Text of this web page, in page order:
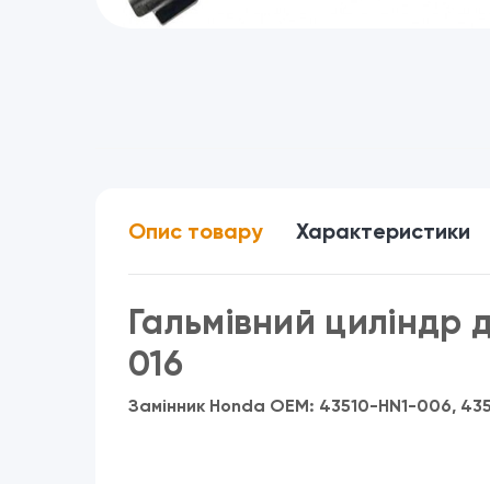
Опис товару Характеристики
Гальмівний циліндр
016
Замінник Honda OEM: 43510-HN1-006,